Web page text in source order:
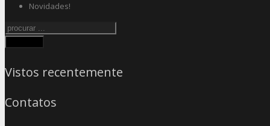
Novidades!
Vistos recentemente
Contatos